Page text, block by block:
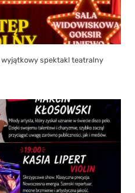
spektakl teatralny